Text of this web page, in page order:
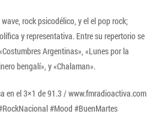
rock psicodélico, y el el pop rock;
y representativa. Entre su repertorio se
Argentinas», «Lunes por la
bengalí», y «Chalaman».
en el 3×1 de 91.3 / www.fmradioactiva.com
#Mood #BuenMartes